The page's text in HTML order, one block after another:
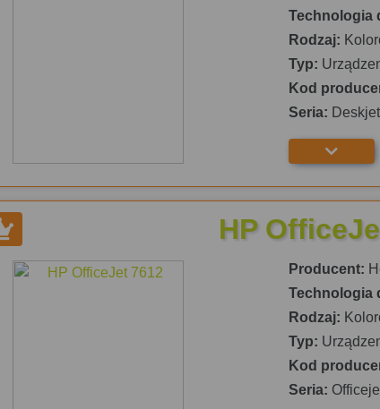
Technologia
Rodzaj:
Typ:
Kod
Seria:
HP
Producent:
Technologia
Rodzaj:
Typ:
Kod
Seria: